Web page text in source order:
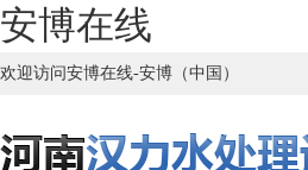
安博在线
欢迎访问安博在线-安博（中国）